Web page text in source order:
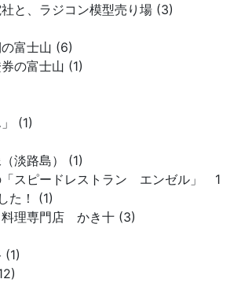
と、ラジコン模型売り場 (3)
富士山 (6)
の富士山 (1)
(1)
淡路島） (1)
「スピードレストラン エンゼル」 1
た！ (1)
料理専門店 かき十 (3)
(1)